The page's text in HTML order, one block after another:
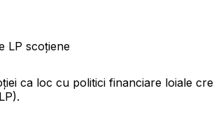
LP scoțiene
ca loc cu politici financiare loiale